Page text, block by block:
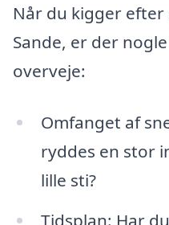
Når du kigger
Sande, er der
overveje:
Omfanget af
ryddes en stor
lille sti?
Tidsplan: Har